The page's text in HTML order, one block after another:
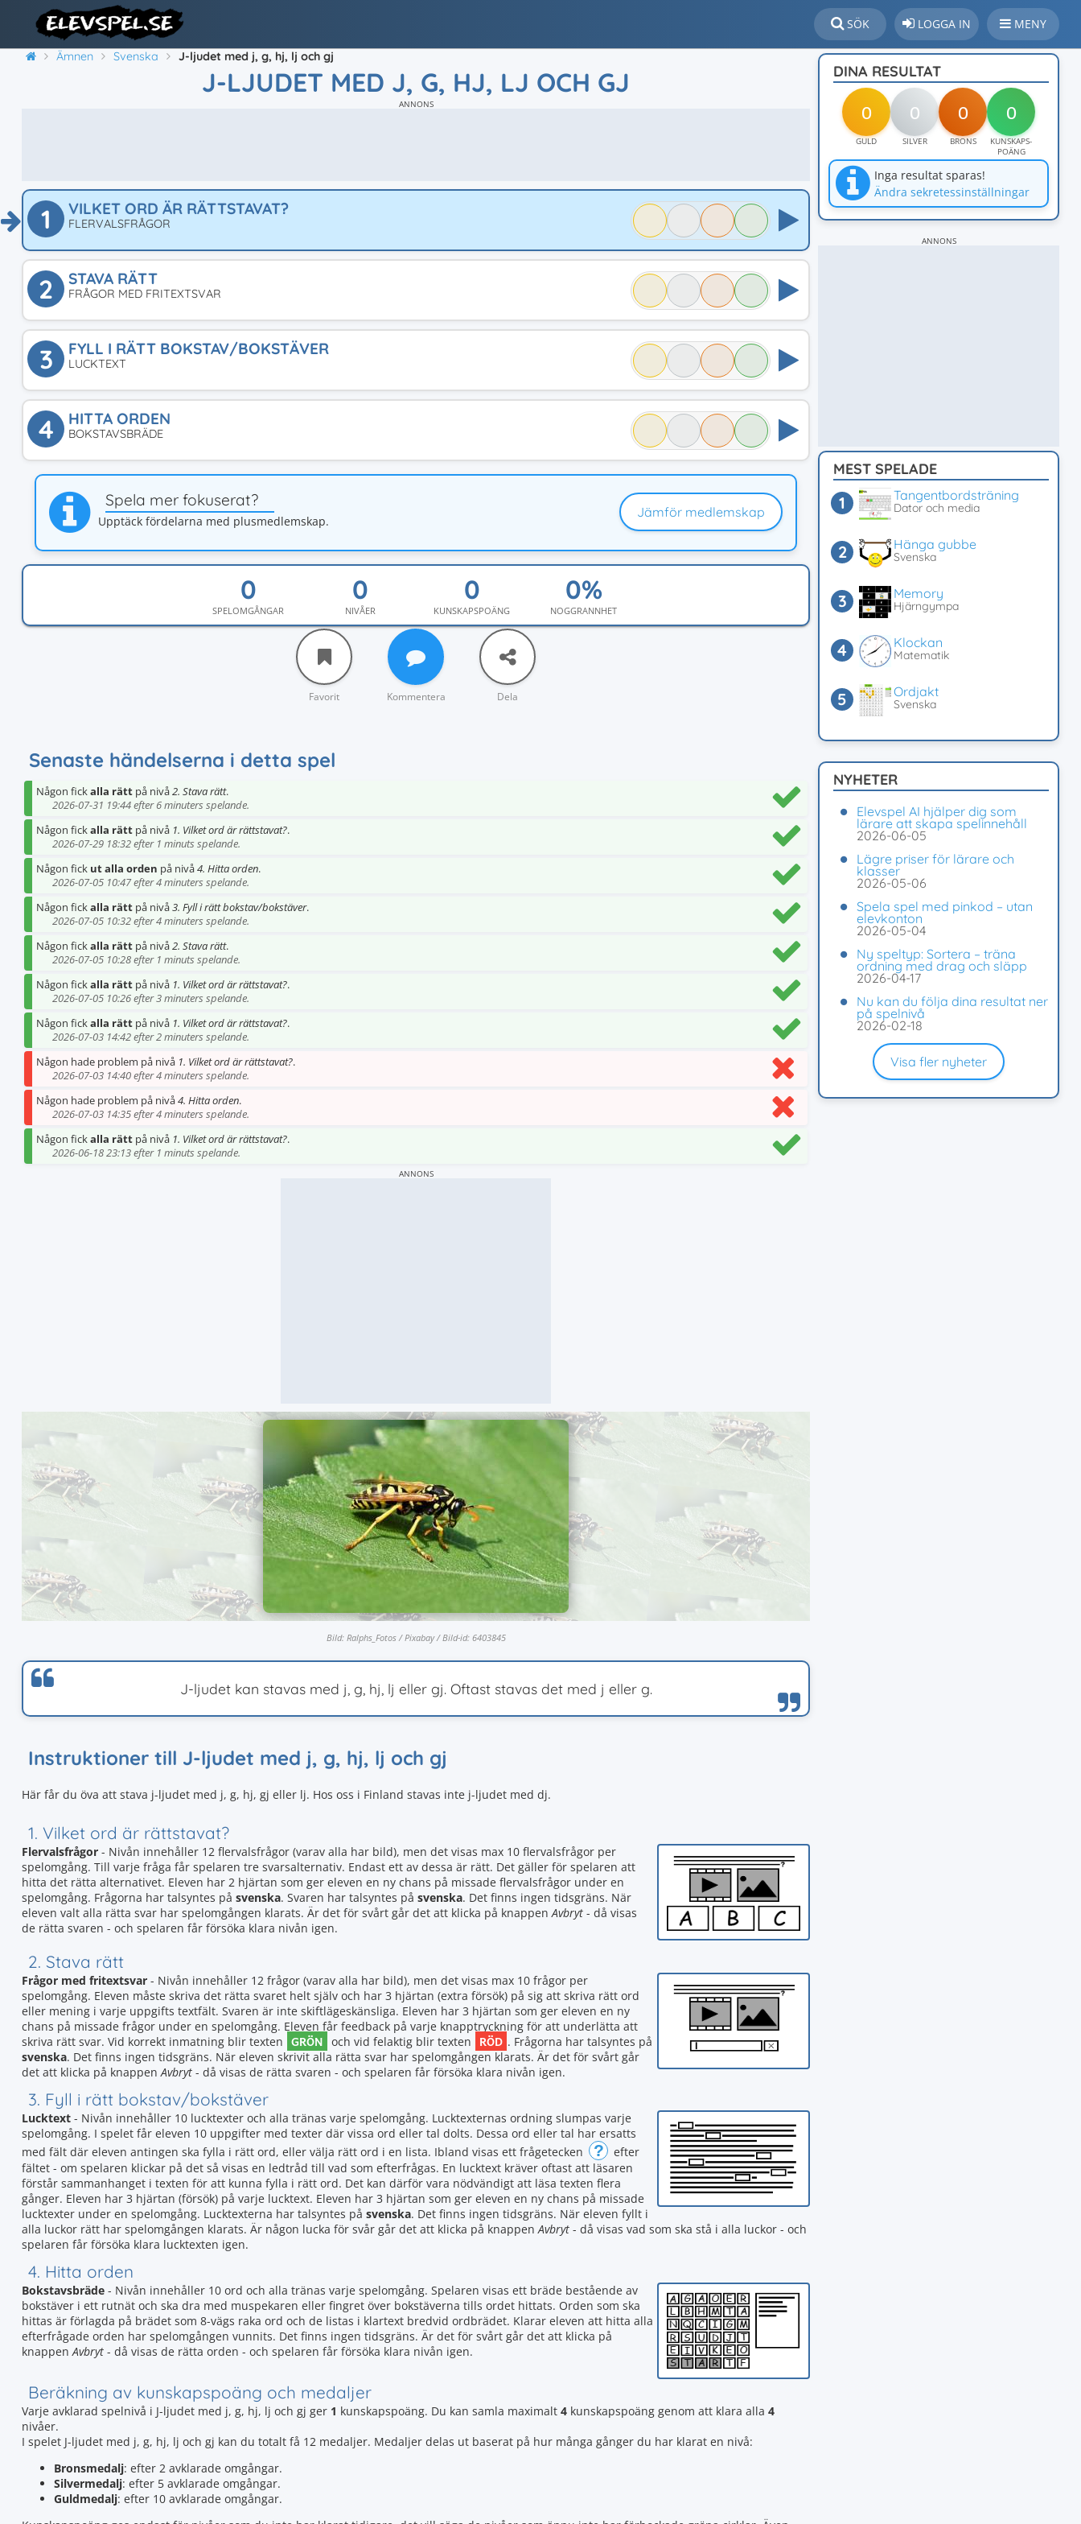
SÖK LOGGA IN MENY
Ämnen Svenska J-ljudet med j, g, hj, lj och gj
J-LJUDET MED J, G, HJ, LJ OCH GJ
ANNONS
1 VILKET ORD ÄR RÄTTSTAVAT?
FLERVALSFRÅGOR
2 STAVA RÄTT
FRÅGOR MED FRITEXTSVAR
3 FYLL I RÄTT BOKSTAV/BOKSTÄVER
LUCKTEXT
4 HITTA ORDEN
BOKSTAVSBRÄDE
Spela mer fokuserat?
Upptäck fördelarna med plusmedlemskap.
Jämför medlemskap
SPELOMGÅNGAR NIVÅER KUNSKAPSPOÄNG NOGGRANNHET
Favorit Kommentera Dela
Senaste händelserna i detta spel
Någon fickalla rätt på nivå2. Stava rätt.
2026-07-31 19:44 efter 6 minuters spelande.
Någon fickalla rätt på nivå 1. Vilket ord är rättstavat?.
2026-07-29 18:32 efter 1 minuts spelande.
Någon fick ut alla orden på nivå4. Hitta orden.
2026-07-05 10:47 efter 4 minuters spelande.
Någon fickalla rätt på nivå3. Fyll i rätt bokstav/bokstäver.
2026-07-05 10:32 efter 4 minuters spelande.
Någon fickalla rätt på nivå2. Stava rätt.
2026-07-05 10:28 efter 1 minuts spelande.
Någon fickalla rätt på nivå 1. Vilket ord är rättstavat?.
2026-07-05 10:26 efter 3 minuters spelande.
Någon fickalla rätt på nivå 1. Vilket ord är rättstavat?.
2026-07-03 14:42 efter 2 minuters spelande.
Någon hade problem på nivå 1. Vilket ord är rättstavat?.
2026-07-03 14:40 efter 4 minuters spelande.
Någon hade problem på nivå4. Hitta orden.
2026-07-03 14:35 efter 4 minuters spelande.
Någon fickalla rätt på nivå 1. Vilket ord är rättstavat?.
2026-06-18 23:13 efter 1 minuts spelande.
ANNONS
Bild: Ralphs_Fotos / Pixabay / Bild-id: 6403845
J-ljudet kan stavas med j, g, hj, lj eller gj. Oftast stavas det med j eller g.
Instruktioner till J-ljudet med j, g, hj, lj och gj
Här får du öva att stava j-ljudet med j, g, hj, gj eller lj. Hos oss i Finland stavas inte j-ljudet med dj.
1. Vilket ord är rättstavat?
Flervalsfrågor - Nivån innehåller 12 flervalsfrågor (varav alla har bild), men det visas max 10 flervalsfrågor per
spelomgång. Till varje fråga får spelaren tre svarsalternativ. Endast ett av dessa är rätt. Det gäller för spelaren att
hitta det rätta alternativet. Eleven har 2 hjärtan som ger eleven en ny chans på missade flervalsfrågor under en
spelomgång. Frågorna har talsyntes på svenska. Svaren har talsyntes på svenska. Det finns ingen tidsgräns. När
eleven valt alla rätta svar har spelomgången klarats. Är det för svårt går det att klicka på knappenAvbryt - då visas
de rätta svaren - och spelaren får försöka klara nivån igen.
2. Stava rätt
Frågor med fritextsvar - Nivån innehåller 12 frågor (varav alla har bild), men det visas max 10 frågor per
spelomgång. Eleven måste skriva det rätta svaret helt själv och har 3 hjärtan (extra försök) på sig att skriva rätt ord
eller mening i varje uppgifts textfält. Svaren är inte skiftlägeskänsliga. Eleven har 3 hjärtan som ger eleven en ny
chans på missade frågor under en spelomgång. Eleven får feedback på varje knapptryckning för att underlätta att
skriva rätt svar. Vid korrekt inmatning blir texten GRÖN och vid felaktig blir texten RÖD . Frågorna har talsyntes på
svenska. Det finns ingen tidsgräns. När eleven skrivit alla rätta svar har spelomgången klarats. Är det för svårt går
det att klicka på knappenAvbryt - då visas de rätta svaren - och spelaren får försöka klara nivån igen.
3. Fyll i rätt bokstav/bokstäver
Lucktext - Nivån innehåller 10 lucktexter och alla tränas varje spelomgång. Lucktexternas ordning slumpas varje
spelomgång. I spelet får eleven 10 uppgifter med texter där vissa ord eller tal dolts. Dessa ord eller tal har ersatts
med fält där eleven antingen ska fylla i rätt ord, eller välja rätt ord i en lista. Ibland visas ett frågetecken
?
efter
fältet - om spelaren klickar på det så visas en ledtråd till vad som efterfrågas. En lucktext kräver oftast att läsaren
förstår sammanhanget i texten för att kunna fylla i rätt ord. Det kan därför vara nödvändigt att läsa texten flera
gånger. Eleven har 3 hjärtan (försök) på varje lucktext. Eleven har 3 hjärtan som ger eleven en ny chans på missade
lucktexter under en spelomgång. Lucktexterna har talsyntes på svenska. Det finns ingen tidsgräns. När eleven fyllt i
alla luckor rätt har spelomgången klarats. Är någon lucka för svår går det att klicka på knappenAvbryt - då visas vad som ska stå i alla luckor - och
spelaren får försöka klara lucktexten igen.
4. Hitta orden
Bokstavsbräde - Nivån innehåller 10 ord och alla tränas varje spelomgång. Spelaren visas ett bräde bestående av
bokstäver i ett rutnät och ska dra med muspekaren eller fingret över bokstäverna tills ordet hittats. Orden som ska
hittas är förlagda på brädet som 8-vägs raka ord och de listas i klartext bredvid ordbrädet. Klarar eleven att hitta alla
efterfrågade orden har spelomgången vunnits. Det finns ingen tidsgräns. Är det för svårt går det att klicka på
knappenAvbryt - då visas de rätta orden - och spelaren får försöka klara nivån igen.
Beräkning av kunskapspoäng och medaljer
Varje avklarad spelnivå i J-ljudet med j, g, hj, lj och gj ger 1 kunskapspoäng. Du kan samla maximalt 4 kunskapspoäng genom att klara alla 4
nivåer.
I spelet J-ljudet med j, g, hj, lj och gj kan du totalt få 12 medaljer. Medaljer delas ut baserat på hur många gånger du har klarat en nivå:
Bronsmedalj: efter 2 avklarade omgångar.
Silvermedalj: efter 5 avklarade omgångar.
Guldmedalj: efter 10 avklarade omgångar.
DINA RESULTAT
0 0 0 0
GULD SILVER BRONS
KUNSKAPS-
POÄNG
Inga resultat sparas!
Ändra sekretessinställningar
ANNONS
MEST SPELADE
Tangentbordsträning
Dator och media
Hänga gubbe
Svenska
Memory
Hjärngympa
Klockan
Matematik
Ordjakt
Svenska
NYHETER
Elevspel AI hjälper dig som
lärare att skapa spelinnehåll
2026-06-05
Lägre priser för lärare och
klasser
2026-05-06
Spela spel med pinkod – utan
elevkonton
2026-05-04
Ny speltyp: Sortera – träna
ordning med drag och släpp
2026-04-17
Nu kan du följa dina resultat ner
på spelnivå
2026-02-18
Visa fler nyheter